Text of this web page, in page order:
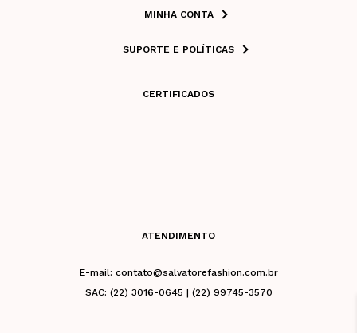
MINHA CONTA
SUPORTE E POLÍTICAS
CERTIFICADOS
ATENDIMENTO
E-mail: contato@salvatorefashion.com.br
SAC: (22) 3016-0645 | (22) 99745-3570